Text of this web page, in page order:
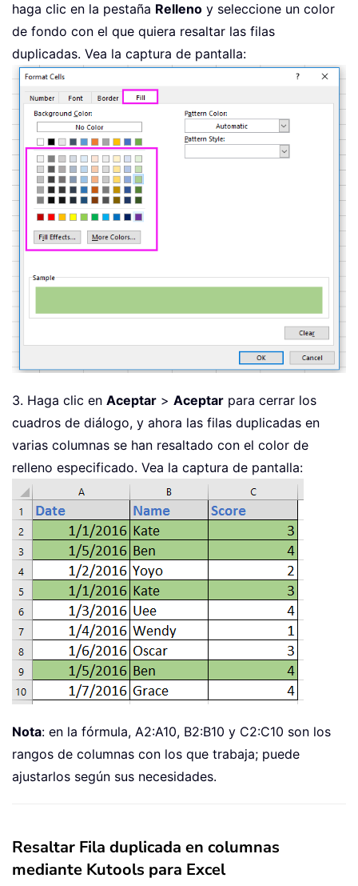
haga clic en la pestaña Relleno y seleccione un color
de fondo con el que quiera resaltar las filas
duplicadas. Vea la captura de pantalla:
3. Haga clic en Aceptar > Aceptar para cerrar los
cuadros de diálogo, y ahora las filas duplicadas en
varias columnas se han resaltado con el color de
relleno especificado. Vea la captura de pantalla:
Nota: en la fórmula, A2:A10, B2:B10 y C2:C10 son los
rangos de columnas con los que trabaja; puede
ajustarlos según sus necesidades.
Resaltar Fila duplicada en columnas
mediante Kutools para Excel